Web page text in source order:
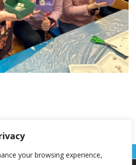
your browsing experience,